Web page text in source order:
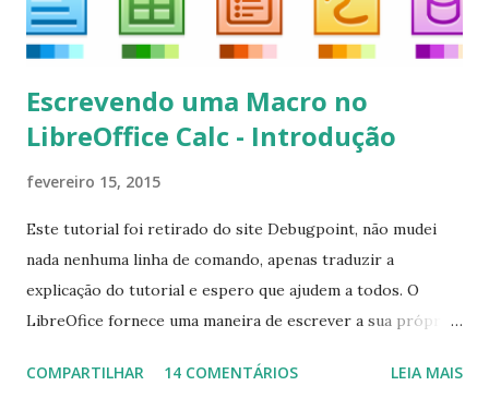
Escrevendo uma Macro no
LibreOffice Calc - Introdução
fevereiro 15, 2015
Este tutorial foi retirado do site Debugpoint, não mudei
nada nenhuma linha de comando, apenas traduzir a
explicação do tutorial e espero que ajudem a todos. O
LibreOfice fornece uma maneira de escrever a sua própria
aplicativo de escritório. Você pode usar Python ou Basic
COMPARTILHAR 14 COMENTÁRIOS LEIA MAIS